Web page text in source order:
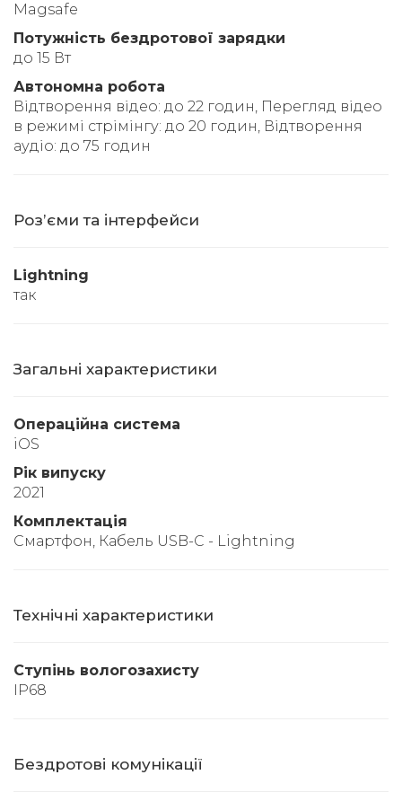
Magsafe
Потужність бездротової зарядки
до 15 Вт
Автономна робота
Відтворення відео: до 22 годин, Перегляд відео
в режимі стрімінгу: до 20 годин, Відтворення
аудіо: до 75 годин
Розʼєми та інтерфейси
Lightning
так
Загальні характеристики
Операційна система
iOS
Рік випуску
2021
Комплектація
Смартфон, Кабель USB-C - Lightning
Технічні характеристики
Ступінь вологозахисту
IP68
Бездротові комунікації